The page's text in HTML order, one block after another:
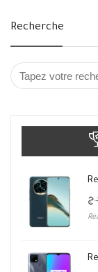
Recherche